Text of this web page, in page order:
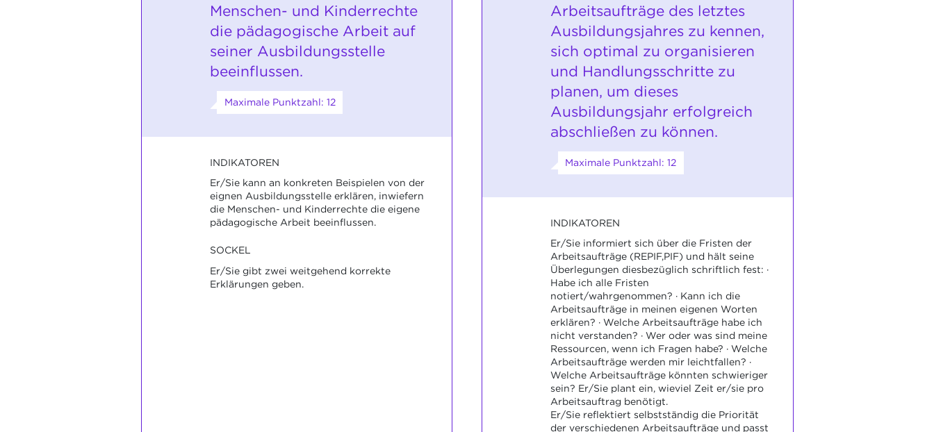
Menschen- und Kinderrechte
die pädagogische Arbeit auf
seiner Ausbildungsstelle
beeinflussen.
Maximale Punktzahl: 12
INDIKATOREN
Er/Sie kann an konkreten Beispielen von der
eignen Ausbildungsstelle erklären, inwiefern
die Menschen- und Kinderrechte die eigene
pädagogische Arbeit beeinflussen.
SOCKEL
Er/Sie gibt zwei weitgehend korrekte
Erklärungen geben.
Arbeitsaufträge des letztes
Ausbildungsjahres zu kennen,
sich optimal zu organisieren
und Handlungsschritte zu
planen, um dieses
Ausbildungsjahr erfolgreich
abschließen zu können.
Maximale Punktzahl: 12
INDIKATOREN
Er/Sie informiert sich über die Fristen der
Arbeitsaufträge (REPIF,PIF) und hält seine
Überlegungen diesbezüglich schriftlich fest: ·
Habe ich alle Fristen
notiert/wahrgenommen? · Kann ich die
Arbeitsaufträge in meinen eigenen Worten
erklären? · Welche Arbeitsaufträge habe ich
nicht verstanden? · Wer oder was sind meine
Ressourcen, wenn ich Fragen habe? · Welche
Arbeitsaufträge werden mir leichtfallen? ·
Welche Arbeitsaufträge könnten schwieriger
sein? Er/Sie plant ein, wieviel Zeit er/sie pro
Arbeitsauftrag benötigt.
Er/Sie reflektiert selbstständig die Priorität
der verschiedenen Arbeitsaufträge und passt